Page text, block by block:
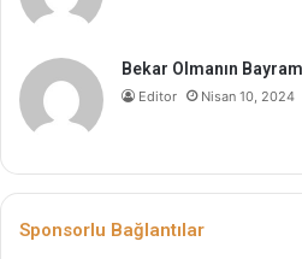
Bekar Olmanın
Editor Nisan 10, 2024
Sponsorlu Bağlantılar